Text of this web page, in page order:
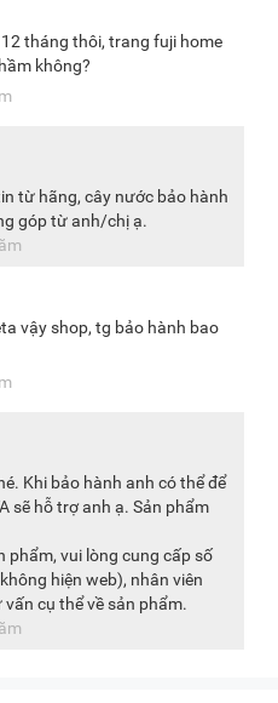
tháng thôi, trang fuji home
không?
từ hãng, cây nước bảo hành
góp từ anh/chị ạ.
vậy shop, tg bảo hành bao
Khi bảo hành anh có thể để
sẽ hỗ trợ anh ạ. Sản phẩm
phẩm, vui lòng cung cấp số
hiện web), nhân viên
vấn cụ thể về sản phẩm.